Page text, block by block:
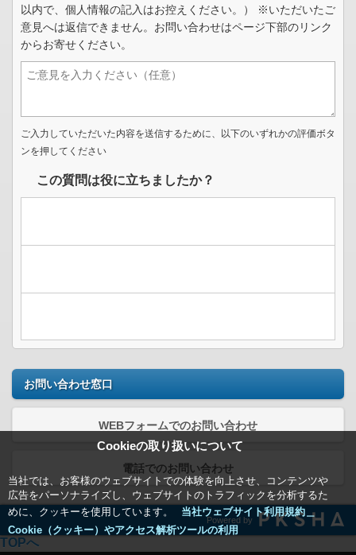
Cookieの取り扱いについて
当社では、お客様のウェブサイトでの体験を向上させ、コンテンツや
広告をパーソナライズし、ウェブサイトのトラフィックを分析するた
めに、クッキーを使用しています。
当社ウェブサイト利用規約＿
Cookie（クッキー）やアクセス解析ツールの利用
以内で、個人情報の記入はお控えください。） ※いただいたご
意見へは返信できません。お問い合わせはページ下部のリンク
からお寄せください。
ご入力していただいた内容を送信するために、以下のいずれかの評価ボタ
ンを押してください
この質問は役に立ちましたか？
お問い合わせ窓口
WEBフォームでのお問い合わせ
電話でのお問い合わせ
Powered by
TOPへ